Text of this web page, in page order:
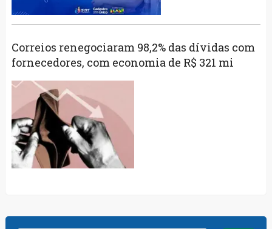
Correios renegociaram 98,2% das dívidas com
fornecedores, com economia de R$ 321 mi